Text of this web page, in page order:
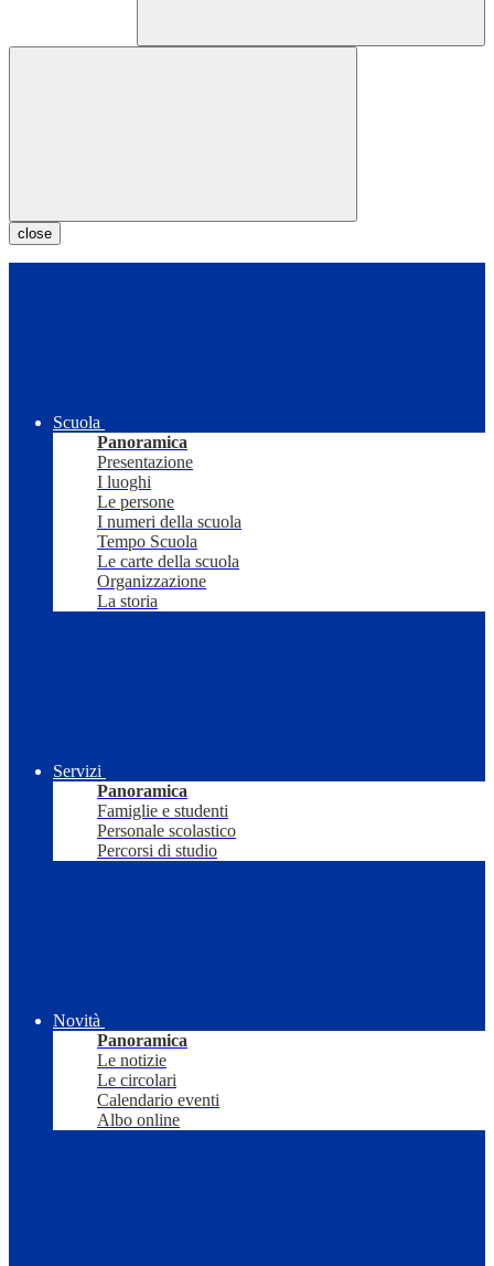
close
Scuola
Panoramica
Presentazione
I luoghi
Le persone
I numeri della scuola
Tempo Scuola
Le carte della scuola
Organizzazione
La storia
Servizi
Panoramica
Famiglie e studenti
Personale scolastico
Percorsi di studio
Novità
Panoramica
Le notizie
Le circolari
Calendario eventi
Albo online